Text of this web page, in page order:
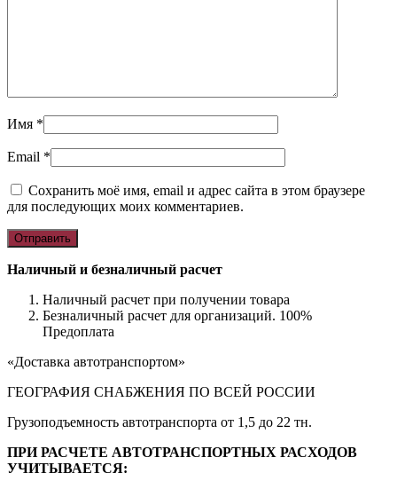
Имя *
Email *
Сохранить моё имя, email и адрес сайта в этом браузере
для последующих моих комментариев.
Наличный и безналичный расчет
Наличный расчет при получении товара
Безналичный расчет для организаций. 100%
Предоплата
«Доставка автотранспортом»
ГЕОГРАФИЯ СНАБЖЕНИЯ ПО ВСЕЙ РОССИИ
Грузоподъемность автотранспорта от 1,5 до 22 тн.
ПРИ РАСЧЕТЕ АВТОТРАНСПОРТНЫХ РАСХОДОВ
УЧИТЫВАЕТСЯ: